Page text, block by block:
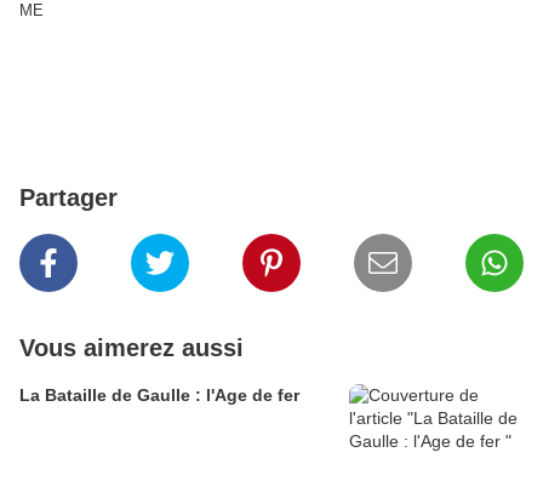
ME
Partager
Vous aimerez aussi
La Bataille de Gaulle : l'Age de fer